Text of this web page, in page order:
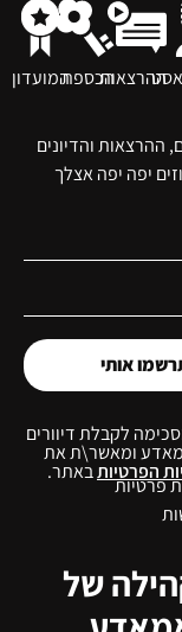
קחי אותי
לשם!